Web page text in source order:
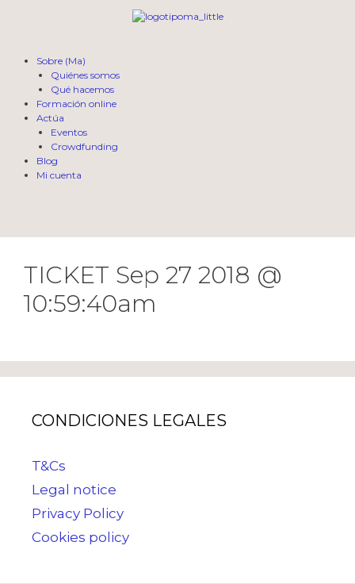
Sobre (Ma)
Quiénes somos
Qué hacemos
Formación online
Actúa
Eventos
Crowdfunding
Blog
Mi cuenta
TICKET Sep 27 2018 @
10:59:40am
CONDICIONES LEGALES
T&Cs
Legal notice
Privacy Policy
Cookies policy